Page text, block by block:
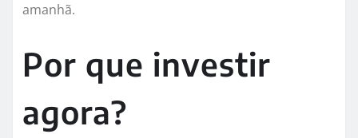
amanhã.
Por que investir
agora?